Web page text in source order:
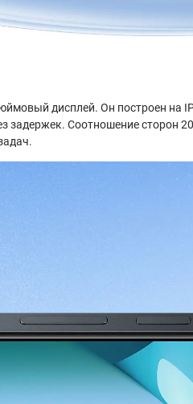
дисплей. Он построен на
задержек. Соотношение сторон